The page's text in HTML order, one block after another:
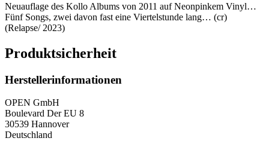
Neuauflage des Kollo Albums von 2011 auf Neonpinkem Vinyl…
Fünf Songs, zwei davon fast eine Viertelstunde lang… (cr)
(Relapse/ 2023)
Produktsicherheit
Herstellerinformationen
OPEN GmbH
Boulevard Der EU 8
30539 Hannover
Deutschland